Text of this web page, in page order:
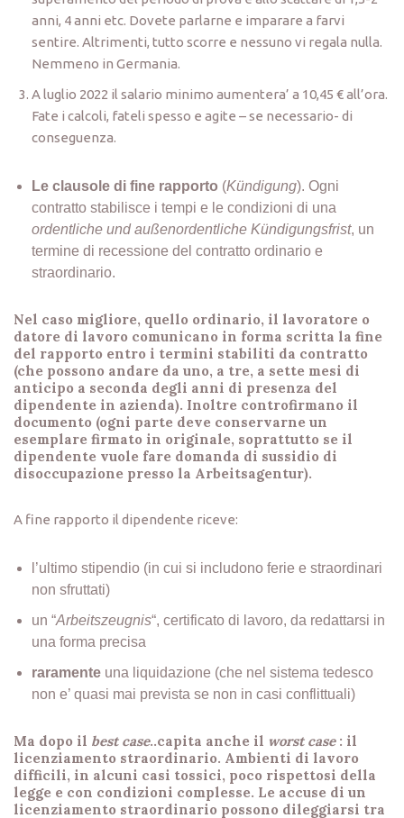
anni, 4 anni etc. Dovete parlarne e imparare a farvi
sentire. Altrimenti, tutto scorre e nessuno vi regala nulla.
Nemmeno in Germania.
A luglio 2022 il salario minimo aumentera’ a 10,45 € all’ora.
Fate i calcoli, fateli spesso e agite – se necessario- di
conseguenza.
Le clausole di fine rapporto (Kündigung). Ogni
contratto stabilisce i tempi e le condizioni di una
ordentliche und außenordentliche Kündigungsfrist, un
termine di recessione del contratto ordinario e
straordinario.
Nel caso migliore, quello ordinario, il lavoratore o
datore di lavoro comunicano in forma scritta la fine
del rapporto entro i termini stabiliti da contratto
(che possono andare da uno, a tre, a sette mesi di
anticipo a seconda degli anni di presenza del
dipendente in azienda). Inoltre controfirmano il
documento (ogni parte deve conservarne un
esemplare firmato in originale, soprattutto se il
dipendente vuole fare domanda di sussidio di
disoccupazione presso la Arbeitsagentur).
A fine rapporto il dipendente riceve:
l’ultimo stipendio (in cui si includono ferie e straordinari
non sfruttati)
un “Arbeitszeugnis“, certificato di lavoro, da redattarsi in
una forma precisa
raramente una liquidazione (che nel sistema tedesco
non e’ quasi mai prevista se non in casi conflittuali)
Ma dopo il best case..capita anche il worst case: il
licenziamento straordinario. Ambienti di lavoro
difficili, in alcuni casi tossici, poco rispettosi della
legge e con condizioni complesse. Le accuse di un
licenziamento straordinario possono dileggiarsi tra